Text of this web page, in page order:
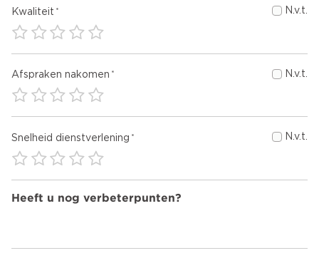
Kwaliteit N.v.t.
Afspraken nakomen N.v.t.
Snelheid dienstverlening N.v.t.
Heeft u nog verbeterpunten?